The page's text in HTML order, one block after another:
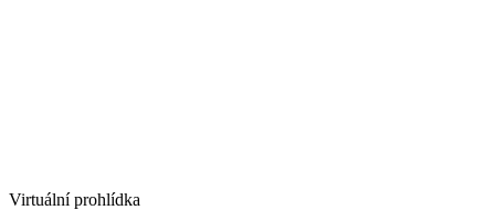
Virtuální prohlídka